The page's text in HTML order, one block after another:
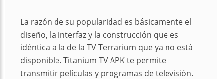
La razón de su popularidad es básicamente el
diseño, la interfaz y la construcción que es
idéntica a la de la TV Terrarium que ya no está
disponible. Titanium TV APK te permite
transmitir películas y programas de televisión.